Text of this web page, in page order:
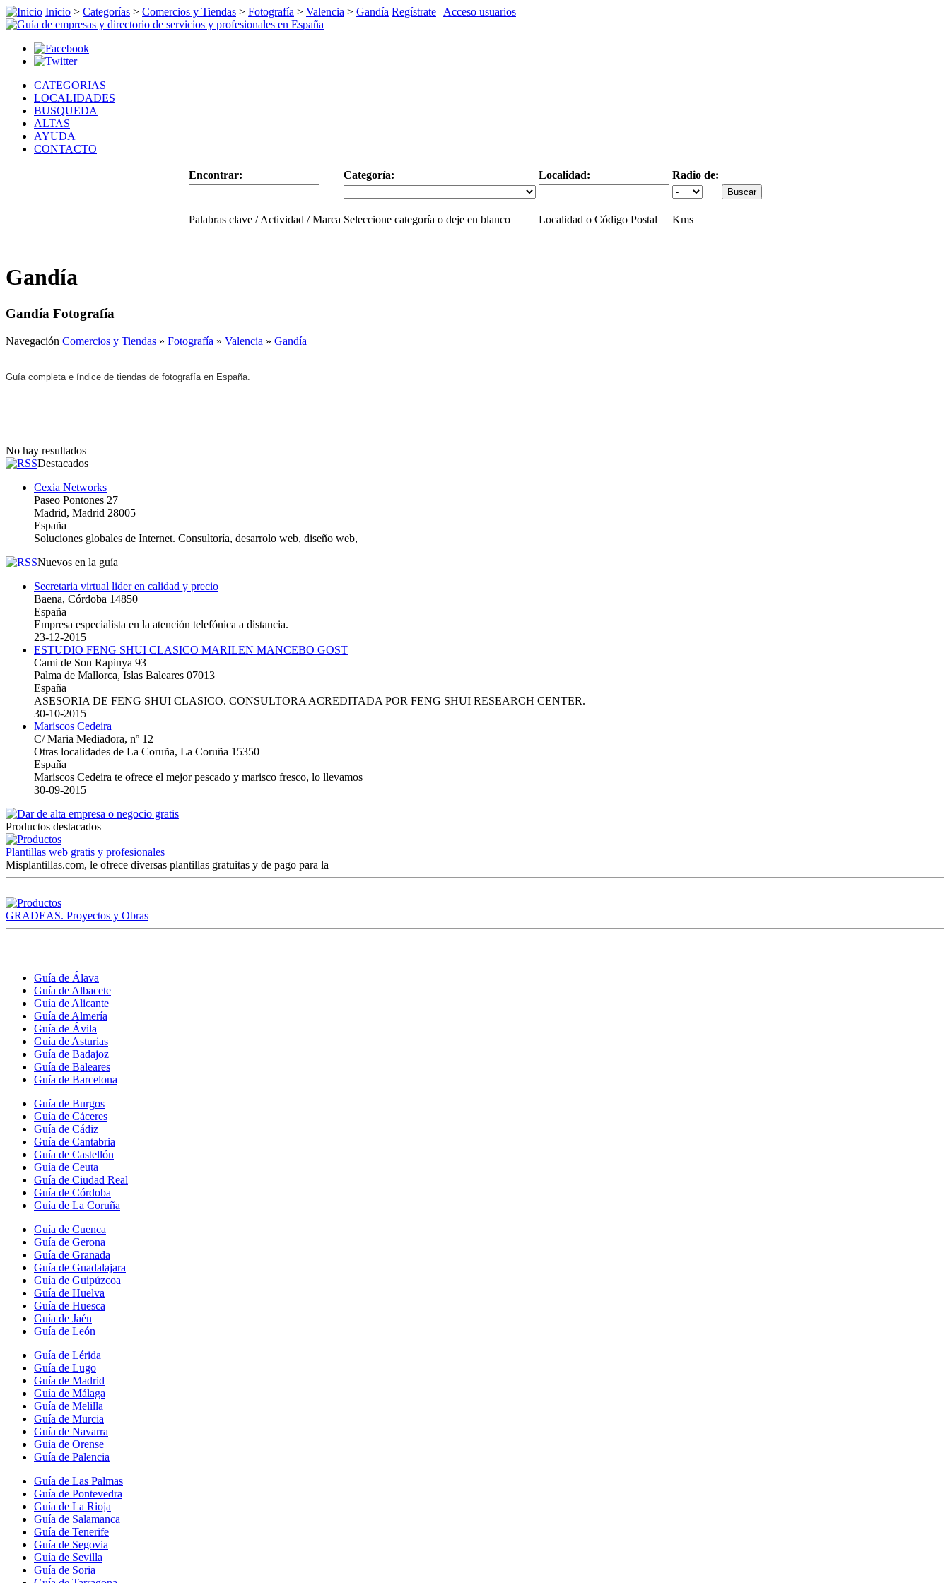
Inicio > Categorías > Comercios y Tiendas > Fotografía > Valencia > Gandía Regístrate | Acceso usuarios
CATEGORIAS
LOCALIDADES
BUSQUEDA
ALTAS
AYUDA
CONTACTO
Encontrar: Categoría: Localidad: Radio de:
Palabras clave / Actividad / Marca Seleccione categoría o deje en blanco Localidad o Código Postal Kms
Gandía
Gandía Fotografía
Navegación Comercios y Tiendas » Fotografía » Valencia » Gandía
Guía completa e índice de tiendas de fotografía en España.
No hay resultados
Destacados
Cexia Networks
Paseo Pontones 27
Madrid, Madrid 28005
España
Soluciones globales de Internet. Consultoría, desarrolo web, diseño web,
Nuevos en la guía
Secretaria virtual lider en calidad y precio
Baena, Córdoba 14850
España
Empresa especialista en la atención telefónica a distancia.
23-12-2015
ESTUDIO FENG SHUI CLASICO MARILEN MANCEBO GOST
Cami de Son Rapinya 93
Palma de Mallorca, Islas Baleares 07013
España
ASESORIA DE FENG SHUI CLASICO. CONSULTORA ACREDITADA POR FENG SHUI RESEARCH CENTER.
30-10-2015
Mariscos Cedeira
C/ Maria Mediadora, nº 12
Otras localidades de La Coruña, La Coruña 15350
España
Mariscos Cedeira te ofrece el mejor pescado y marisco fresco, lo llevamos
30-09-2015
Productos destacados
Plantillas web gratis y profesionales
Misplantillas.com, le ofrece diversas plantillas gratuitas y de pago para la
GRADEAS. Proyectos y Obras
Guía de Álava
Guía de Albacete
Guía de Alicante
Guía de Almería
Guía de Ávila
Guía de Asturias
Guía de Badajoz
Guía de Baleares
Guía de Barcelona
Guía de Burgos
Guía de Cáceres
Guía de Cádiz
Guía de Cantabria
Guía de Castellón
Guía de Ceuta
Guía de Ciudad Real
Guía de Córdoba
Guía de La Coruña
Guía de Cuenca
Guía de Gerona
Guía de Granada
Guía de Guadalajara
Guía de Guipúzcoa
Guía de Huelva
Guía de Huesca
Guía de Jaén
Guía de León
Guía de Lérida
Guía de Lugo
Guía de Madrid
Guía de Málaga
Guía de Melilla
Guía de Murcia
Guía de Navarra
Guía de Orense
Guía de Palencia
Guía de Las Palmas
Guía de Pontevedra
Guía de La Rioja
Guía de Salamanca
Guía de Tenerife
Guía de Segovia
Guía de Sevilla
Guía de Soria